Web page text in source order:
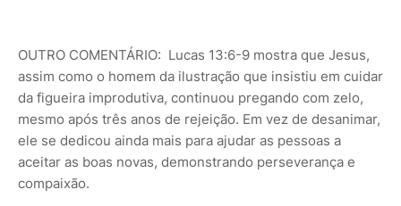
OUTRO COMENTÁRIO: Lucas 13:6-9 mostra que Jesus,
assim como o homem da ilustração que insistiu em cuidar
da figueira improdutiva, continuou pregando com zelo,
mesmo após três anos de rejeição. Em vez de desanimar,
ele se dedicou ainda mais para ajudar as pessoas a
aceitar as boas novas, demonstrando perseverança e
compaixão.